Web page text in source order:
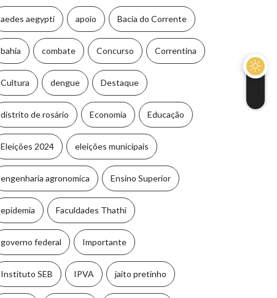
aedes aegypti apoio Bacia do Corrente
bahia combate Concurso Correntina
Cultura dengue Destaque
distrito de rosário Economia Educação
Eleições 2024 eleições municipais
engenharia agronomica Ensino Superior
epidemia Faculdades Thathi
governo federal Importante
Instituto SEB IPVA jaito pretinho